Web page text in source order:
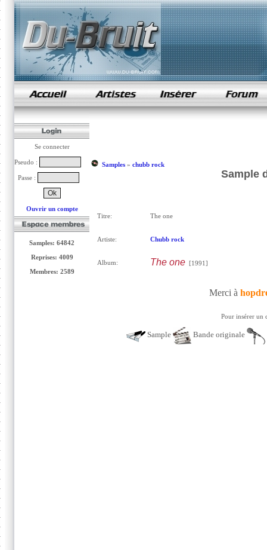
samples de rap
Se connecter
Pseudo :
Passe :
Ouvrir un compte
Samples: 64842
Reprises: 4009
Membres: 2589
Samples» chubb rock
Sample
Titre: The one
Artiste: Chubb rock
Album: The one[1991]
Merci à
Pour insérer un
Sample Bande originale